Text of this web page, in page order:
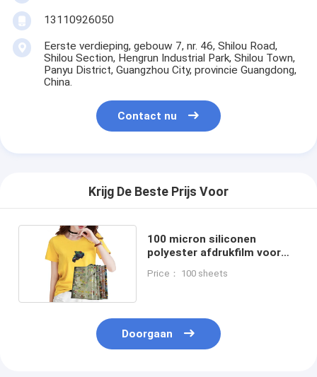
13110926050
Eerste verdieping, gebouw 7, nr. 46, Shilou Road,
Shilou Section, Hengrun Industrial Park, Shilou Town,
Panyu District, Guangzhou City, provincie Guangdong,
China.
Contact nu
Krijg De Beste Prijs Voor
100 micron siliconen
polyester afdrukfilm voor
Price： 100 sheets
Doorgaan